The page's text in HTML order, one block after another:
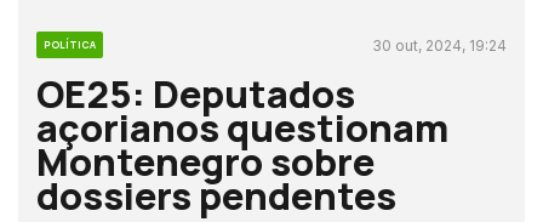
POLÍTICA 30 out, 2024, 19:24
OE25: Deputados
açorianos questionam
Montenegro sobre
dossiers pendentes